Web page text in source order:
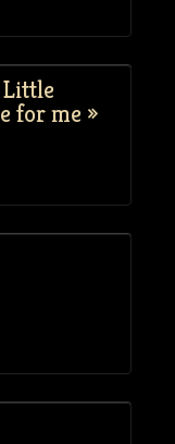
Little
for me »